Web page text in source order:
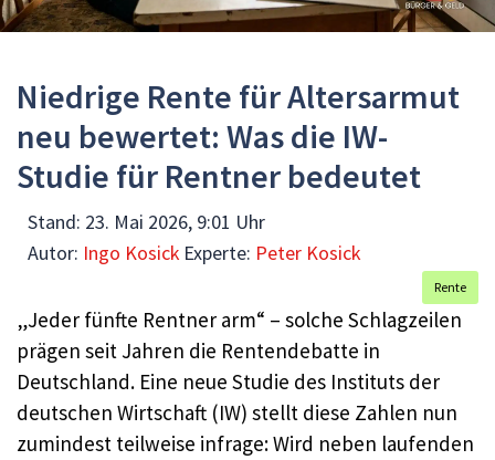
Niedrige Rente für Altersarmut
neu bewertet: Was die IW-
Studie für Rentner bedeutet
Stand: 23. Mai 2026, 9:01 Uhr
Autor: Ingo Kosick Experte: Peter Kosick
Rente
„Jeder fünfte Rentner arm“ – solche Schlagzeilen
prägen seit Jahren die Rentendebatte in
Deutschland. Eine neue Studie des Instituts der
deutschen Wirtschaft (IW) stellt diese Zahlen nun
zumindest teilweise infrage: Wird neben laufenden